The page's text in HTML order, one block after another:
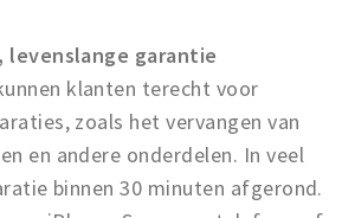
levenslange garantie
klanten terecht voor
zoals het vervangen van
en andere onderdelen. In veel
binnen 30 minuten afgerond.